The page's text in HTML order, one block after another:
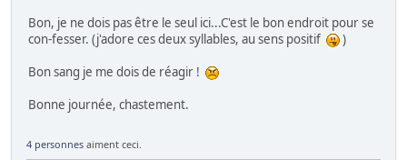
Bon, je ne dois pas être le seul ici...C'est le bon endroit pour se
con-fesser. (j'adore ces deux syllables, au sens positif
)
Bon sang je me dois de réagir !
Bonne journée, chastement.
4 personnes aiment ceci.